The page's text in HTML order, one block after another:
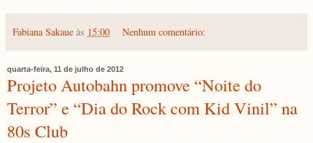
Fabiana Sakaue às 15:00 Nenhum comentário:
quarta-feira, 11 de julho de 2012
Projeto Autobahn promove “Noite do
Terror” e “Dia do Rock com Kid Vinil” na
80s Club